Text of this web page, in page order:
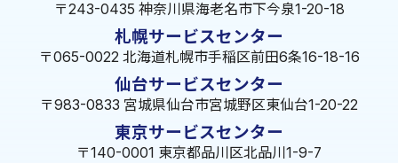
〒243-0435 神奈川県海老名市下今泉1-20-18
札幌サービスセンター
〒065-0022 北海道札幌市手稲区前田6条16-18-16
仙台サービスセンター
〒983-0833 宮城県仙台市宮城野区東仙台1-20-22
東京サービスセンター
〒140-0001 東京都品川区北品川1-9-7